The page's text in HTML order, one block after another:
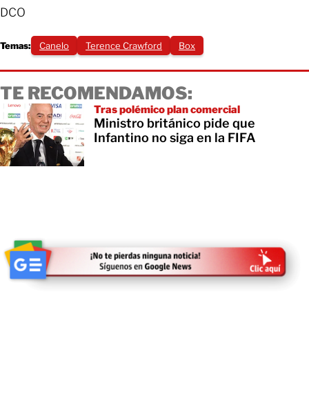
DCO
Temas: Canelo Terence Crawford Box
TE RECOMENDAMOS:
Tras polémico plan comercial
Ministro británico pide que
Infantino no siga en la FIFA